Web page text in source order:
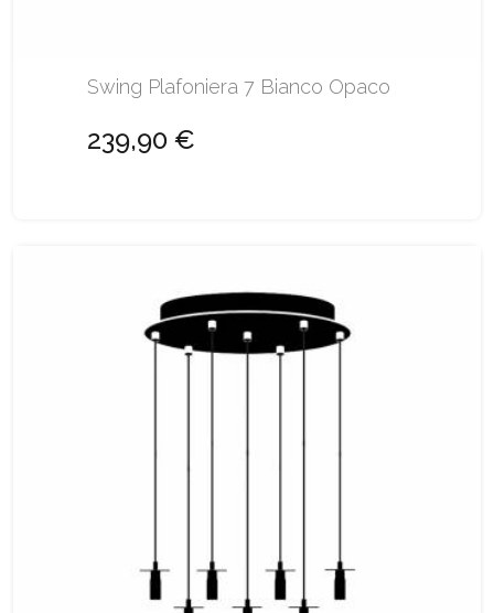
Swing Plafoniera 7 Bianco Opaco
239,90 €